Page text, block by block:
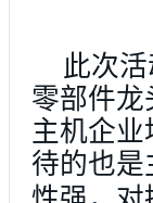
此次
零部件
主机企
待的也